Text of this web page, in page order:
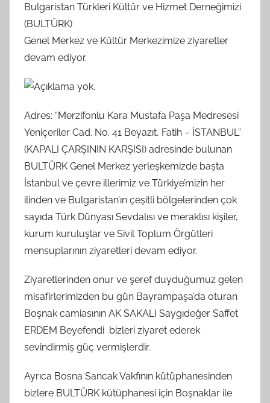
S
M
f
ı
n
d
a
n
Bulgaristan Türkleri Kültür ve Hizmet Derneğimizi
(BULTÜRK)
Genel Merkez ve Kültür Merkezimize ziyaretler
devam ediyor.
Adres: “Merzifonlu Kara Mustafa Paşa Medresesi
Yeniçeriler Cad. No. 41 Beyazıt, Fatih – İSTANBUL”
(KAPALI ÇARŞININ KARŞISI) adresinde bulunan
BULTÜRK Genel Merkez yerleşkemizde başta
İstanbul ve çevre illerimiz ve Türkiye’mizin her
ilinden ve Bulgaristan’ın çeşitli bölgelerinden çok
sayıda Türk Dünyası Sevdalısı ve meraklısı kişiler,
kurum kuruluşlar ve Sivil Toplum Örgütleri
mensuplarının ziyaretleri devam ediyor.
Ziyaretlerinden onur ve şeref duyduğumuz gelen
misafirlerimizden bu gün Bayrampaşa’da oturan
Boşnak camiasının AK SAKALI Saygıdeğer Saffet
ERDEM Beyefendi bizleri ziyaret ederek
sevindirmiş güç vermişlerdir.
Ayrıca Bosna Sancak Vakfının kütüphanesinden
bizlere BULTÜRK kütüphanesi için Boşnaklar ile